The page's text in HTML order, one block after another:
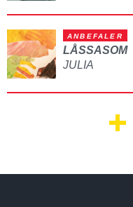
ANBEFALER
LÅSSASOM
JULIA